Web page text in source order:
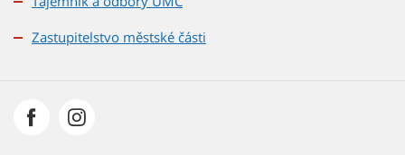
Zastupitelstvo městské části